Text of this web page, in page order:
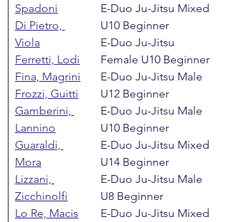
Spadoni
Di Pietro,
Viola
Ferretti, Lodi
Fina, Magrini
Frozzi, Guitti
Gamberini,
Lannino
Guaraldi,
Mora
Lizzani,
Zicchinolfi
Lo Re, Macis
E-Duo Ju-Jitsu Mixed
U10 Beginner
E-Duo Ju-Jitsu
Female U10 Beginner
E-Duo Ju-Jitsu Male
U12 Beginner
E-Duo Ju-Jitsu Male
U10 Beginner
E-Duo Ju-Jitsu Mixed
U14 Beginner
E-Duo Ju-Jitsu Male
U8 Beginner
E-Duo Ju-Jitsu Mixed